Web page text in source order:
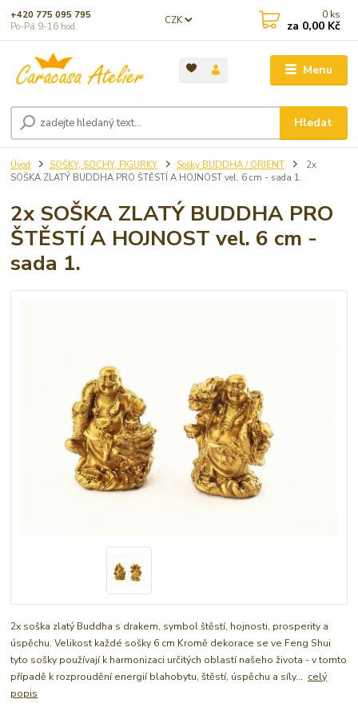
Menu
CZK
Hledat
+420 775 095 795
Po-Pá 9-16 hod.
0 ks
za 0,00 Kč
Úvod SOŠKY, SOCHY, FIGURKY Sošky BUDDHA / ORIENT
2x
SOŠKA ZLATÝ BUDDHA PRO ŠTĚSTÍ A HOJNOST vel. 6 cm - sada 1.
2x SOŠKA ZLATÝ BUDDHA PRO
ŠTĚSTÍ A HOJNOST vel. 6 cm -
sada 1.
2x soška zlatý Buddha s drakem, symbol štěstí, hojnosti, prosperity a
úspěchu. Velikost každé sošky 6 cm Kromě dekorace se ve Feng Shui
tyto sošky používají k harmonizaci určitých oblastí našeho života - v tomto
případě k rozproudění energií blahobytu, štěstí, úspěchu a síly... celý
popis